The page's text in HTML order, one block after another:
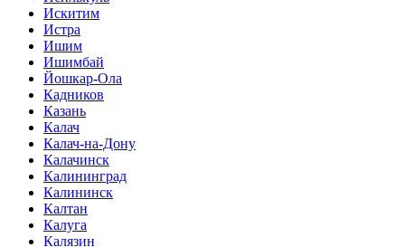
Искитим
Истра
Ишим
Ишимбай
Йошкар-Ола
Кадников
Казань
Калач
Калач-на-Дону
Калачинск
Калининград
Калининск
Калтан
Калуга
Калязин